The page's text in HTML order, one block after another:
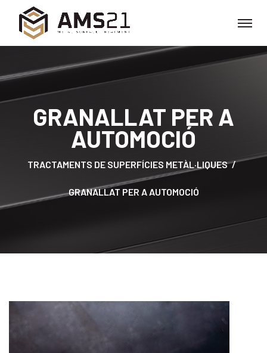
GRANALLAT PER A
AUTOMOCIÓ
TRACTAMENTS DE SUPERFÍCIES METÀL·LIQUES
GRANALLAT PER A AUTOMOCIÓ